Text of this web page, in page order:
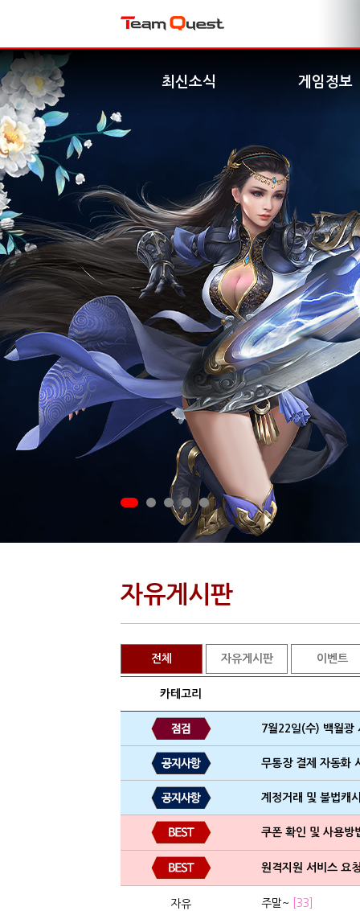
최신소식 게임정보
자유게시판
전체 자유게시판 이벤트
카테고리
7월22일(수) 백월광
무통장 결제 자동화
계정거래 및 불법캐
쿠폰 확인 및 사용방
원격지원 서비스 요
자유 주말~ [33]